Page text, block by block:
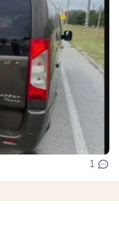
1